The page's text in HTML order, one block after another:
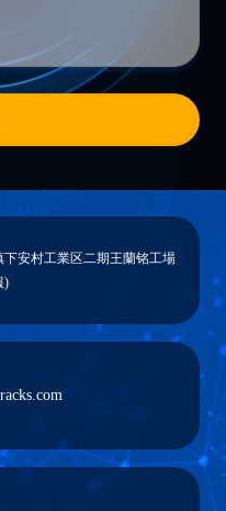
下安村工業区二期王蘭铭工場
)